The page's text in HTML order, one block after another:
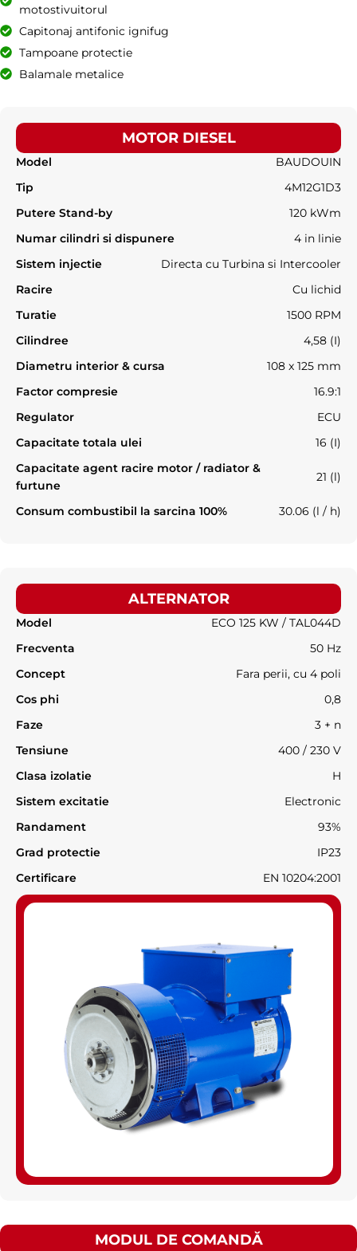
motostivuitorul
Capitonaj antifonic ignifug
Tampoane protectie
Balamale metalice
MOTOR DIESEL
Model
BAUDOUIN
Tip
4M12G1D3
Putere Stand-by
120 kWm
Numar cilindri si dispunere
4 in linie
Sistem injectie
Directa cu Turbina si Intercooler
Racire
Cu lichid
Turatie
1500 RPM
Cilindree
4,58 (I)
Diametru interior & cursa
108 x 125 mm
Factor compresie
16.9:1
Regulator
ECU
Capacitate totala ulei
16 (I)
Capacitate agent racire motor / radiator &
furtune
21 (l)
Consum combustibil la sarcina 100% 30.06 (l / h)
ALTERNATOR
Model
ECO 125 KW / TAL044D
Frecventa
50 Hz
Concept
Fara perii, cu 4 poli
Cos phi
0,8
Faze
3 + n
Tensiune
400 / 230 V
Clasa izolatie
H
Sistem excitatie
Electronic
Randament
93%
Grad protectie
IP23
Certificare
EN 10204:2001
MODUL DE COMANDĂ